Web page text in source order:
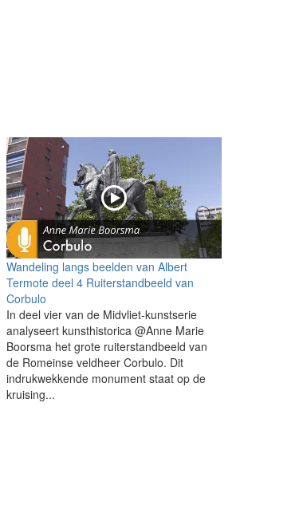
Wandeling langs beelden van Albert
Termote deel 4 Ruiterstandbeeld van
Corbulo
In deel vier van de Midvliet-kunstserie
analyseert kunsthistorica @Anne Marie
Boorsma het grote ruiterstandbeeld van
de Romeinse veldheer Corbulo. Dit
indrukwekkende monument staat op de
kruising...